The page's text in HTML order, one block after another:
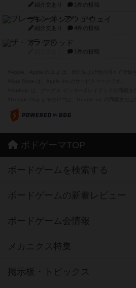
紹介文あり 1件の投稿
ブレーキング・アウェイ
紹介文あり 4件の投稿
ザ・フラッド
1件の投稿
ボドゲーマTOP
ボードゲームを検索する
ボードゲームの新着レビュー
ボードゲーム会情報
メカニクス特集
掲示板・トピックス